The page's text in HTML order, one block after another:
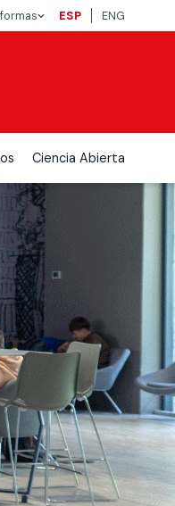
ESP ENG
Ciencia Abierta